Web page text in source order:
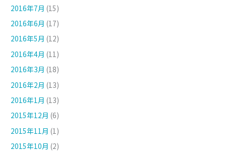
2016年7月 (15)
2016年6月 (17)
2016年5月 (12)
2016年4月 (11)
2016年3月 (18)
2016年2月 (13)
2016年1月 (13)
2015年12月 (6)
2015年11月 (1)
2015年10月 (2)